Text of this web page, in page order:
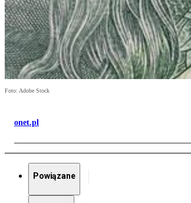
Foto: Adobe Stock
onet.pl
Powiązane